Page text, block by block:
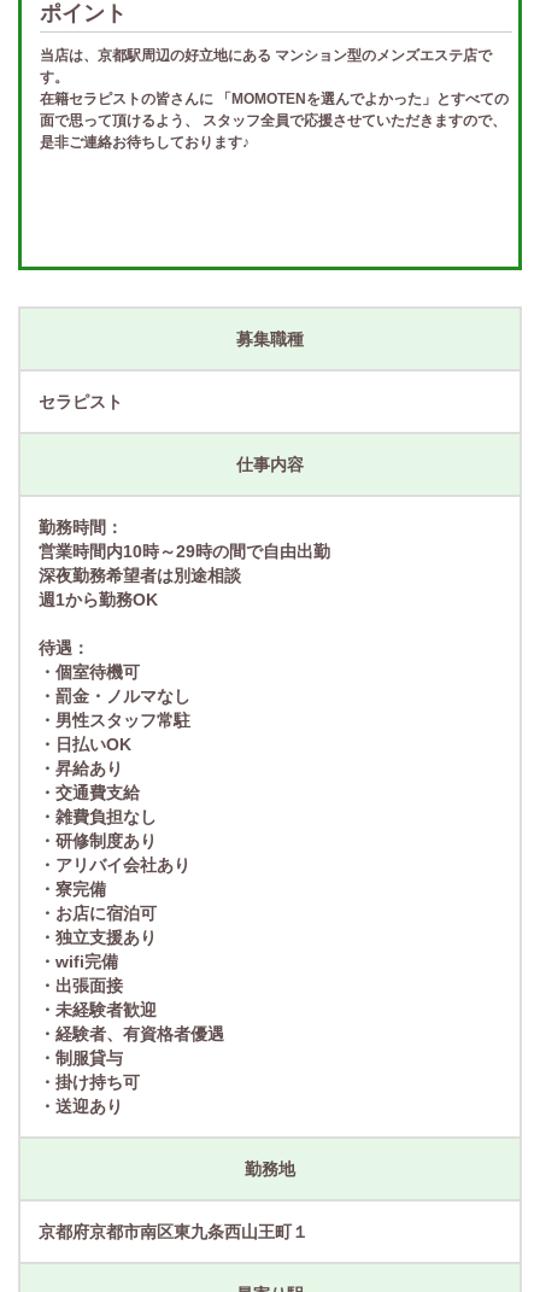
ポイント
当店は、京都駅周辺の好立地にある マンション型のメンズエステ店で
す。
在籍セラピストの皆さんに 「MOMOTENを選んでよかった」とすべての
面で思って頂けるよう、 スタッフ全員で応援させていただきますので、
是非ご連絡お待ちしております♪
募集職種
セラピスト
仕事内容
勤務時間：
営業時間内10時～29時の間で自由出勤
深夜勤務希望者は別途相談
週1から勤務OK
待遇：
・個室待機可
・罰金・ノルマなし
・男性スタッフ常駐
・日払いOK
・昇給あり
・交通費支給
・雑費負担なし
・研修制度あり
・アリバイ会社あり
・寮完備
・お店に宿泊可
・独立支援あり
・wifi完備
・出張面接
・未経験者歓迎
・経験者、有資格者優遇
・制服貸与
・掛け持ち可
・送迎あり
勤務地
京都府京都市南区東九条西山王町１